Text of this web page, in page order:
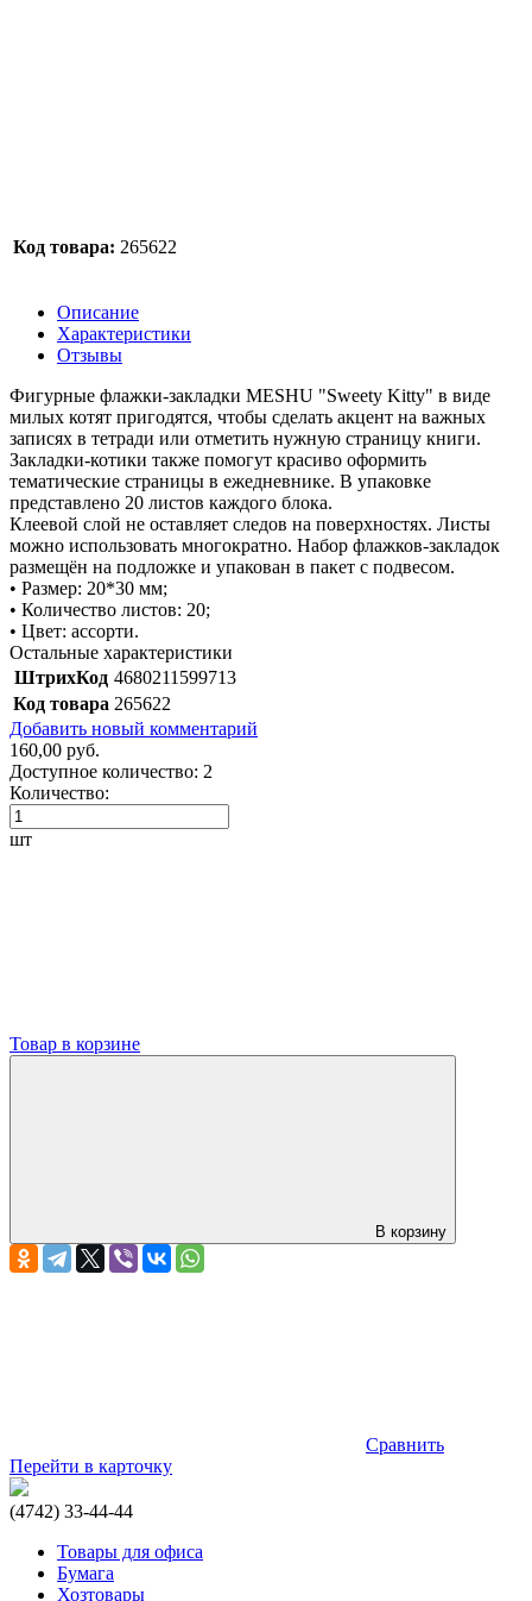
Код товара: 265622
Описание
Характеристики
Отзывы
Фигурные флажки-закладки MESHU "Sweety Kitty" в виде
милых котят пригодятся, чтобы сделать акцент на важных
записях в тетради или отметить нужную страницу книги.
Закладки-котики также помогут красиво оформить
тематические страницы в ежедневнике. В упаковке
представлено 20 листов каждого блока.
Клеевой слой не оставляет следов на поверхностях. Листы
можно использовать многократно. Набор флажков-закладок
размещён на подложке и упакован в пакет с подвесом.
• Размер: 20*30 мм;
• Количество листов: 20;
• Цвет: ассорти.
Остальные характеристики
ШтрихКод 4680211599713
Код товара 265622
Добавить новый комментарий
160,00 руб.
Доступное количество: 2
Количество:
шт
Товар в корзине
В корзину
Сравнить
Перейти в карточку
(4742) 33-44-44
Товары для офиса
Бумага
Хозтовары